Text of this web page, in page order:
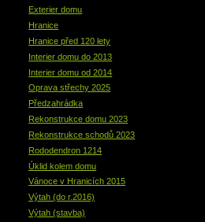
Exterier domu
Hranice
Hranice před 120 lety
Interier domu do 2013
Interier domu od 2014
Oprava střechy 2025
Předzahrádka
Rekonstrukce domu 2023
Rekonstrukce schodů 2023
Rododendron 1214
Úklid kolem domu
Vánoce v Hranicích 2015
Výtah (do r.2016)
Výtah (stavba)